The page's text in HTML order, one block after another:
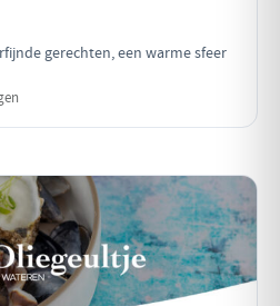
gerechten, een warme sfeer